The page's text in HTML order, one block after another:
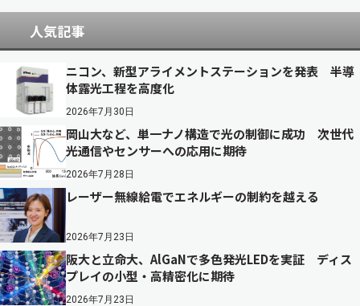
人気記事
ニコン、新型アライメントステーションを発表 半導
体露光工程を高度化
2026年7月30日
岡山大など、単一ナノ構造で光の制御に成功 次世代
光通信やセンサーへの応用に期待
2026年7月28日
レーザー無線給電でエネルギーの制約を越える
2026年7月23日
阪大と立命大、AlGaNで多色発光LEDを実証 ディス
プレイの小型・高精密化に期待
2026年7月23日